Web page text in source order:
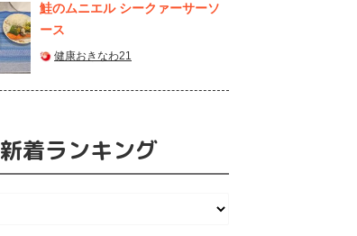
鮭のムニエル シークァーサーソ
ース
健康おきなわ21
新着ランキング